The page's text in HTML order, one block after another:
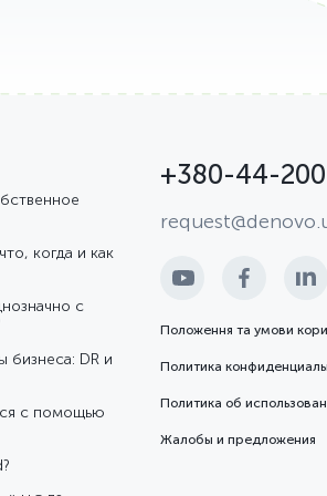
когда и как
с
бизнеса: DR и
с помощью
+380-44-
Положення та умови
Политика
Политика об
Жалобы и предложения